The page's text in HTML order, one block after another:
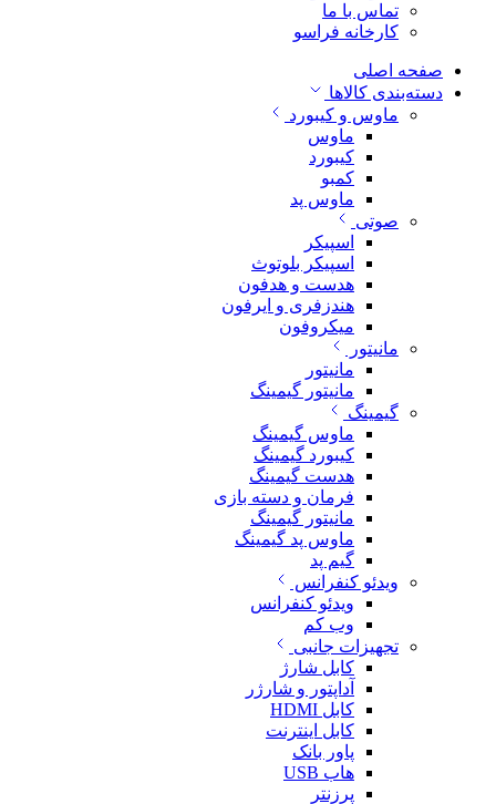
تماس با ما
کارخانه فراسو
صفحه اصلی
دسته‌بندی کالاها
ماوس و کیبورد
ماوس
کیبورد
کمبو
ماوس پد
صوتی
اسپیکر
اسپیکر بلوتوث
هدست و هدفون
هندزفری و ایرفون
میکروفون
مانیتور
مانیتور
مانیتور گیمینگ
گیمینگ
ماوس گیمینگ
کیبورد گیمینگ
هدست گیمینگ
فرمان و دسته بازی
مانیتور گیمینگ
ماوس پد گیمینگ
گیم پد
ویدئو کنفرانس
ویدئو کنفرانس
وب کم
تجهیزات جانبی
کابل شارژ
آداپتور و شارژر
کابل HDMI
کابل اینترنت
پاور بانک
هاب USB
پرزنتر